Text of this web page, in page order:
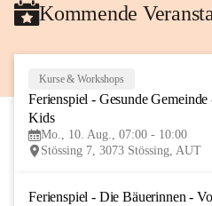
Kommende
Kurse & Workshops
Ferienspiel - Gesunde
Kids
Mo., 10. Aug., 07:00 - 10:00
Stössing 7, 3073 Stössing, AUT
Ferienspiel - Die Bäuerinnen -